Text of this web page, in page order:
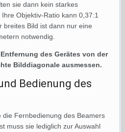
sie dann kein starkes
Objektiv-Ratio kann 0,37:1
breites Bild ist dann nur eine
notwendig.
des Gerätes von der
Bilddiagonale ausmessen.
Bedienung des
die Fernbedienung des Beamers
muss sie lediglich zur Auswahl